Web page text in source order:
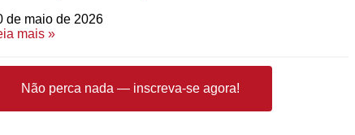
de maio de 2026
mais »
Não perca nada — inscreva-se agora!